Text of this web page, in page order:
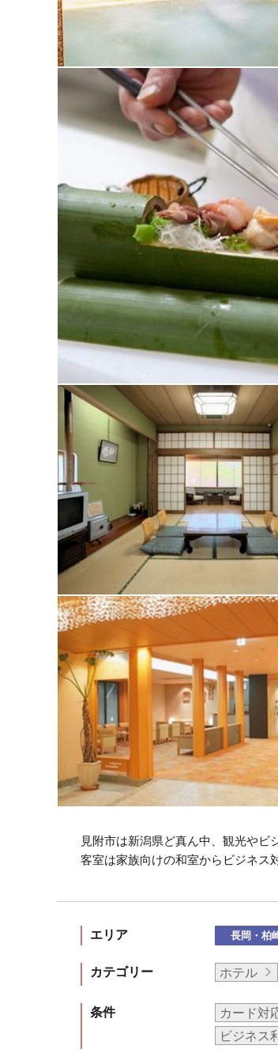
見附市は新潟県ど真ん中、観光やビ
客室は家族向けの和室からビジネス
エリア 長岡・柏
カテゴリー ホテル
条件 カード対
ビジネス